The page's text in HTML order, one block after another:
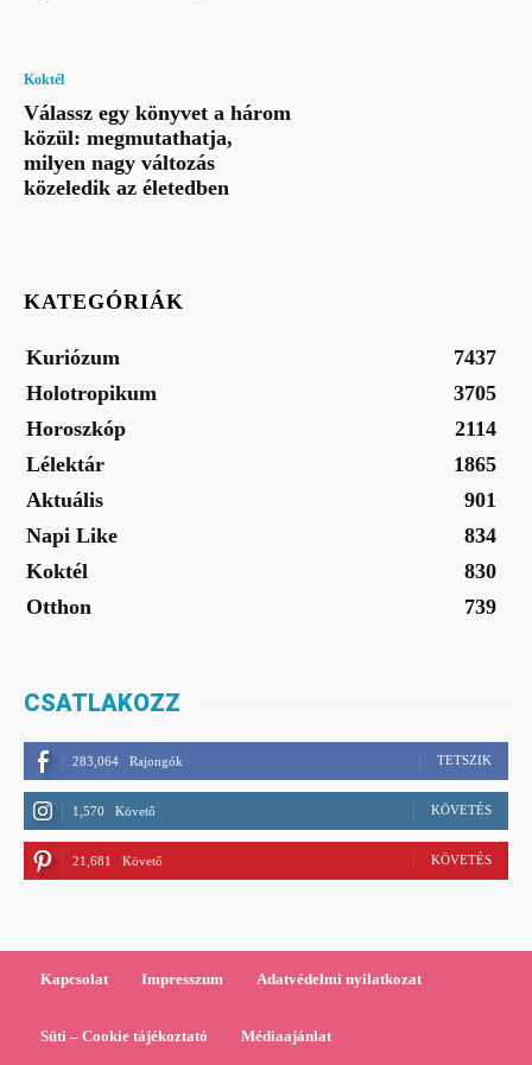
Koktél
Válassz egy könyvet a három
közül: megmutathatja,
milyen nagy változás
közeledik az életedben
KATEGÓRIÁK
Kuriózum
7437
Holotropikum
3705
Horoszkóp
2114
Lélektár
1865
Aktuális
901
Napi Like
834
Koktél
830
Otthon
739
CSATLAKOZZ
283,064 Rajongók TETSZIK
1,570 Követő KÖVETÉS
21,681 Követő KÖVETÉS
Kapcsolat Impresszum Adatvédelmi nyilatkozat
Süti – Cookie tájékoztató Médiaajánlat